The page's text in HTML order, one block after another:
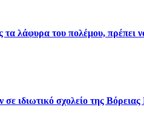
λάφυρα του πολέμου, πρέπει
ιδιωτικό σχολείο της